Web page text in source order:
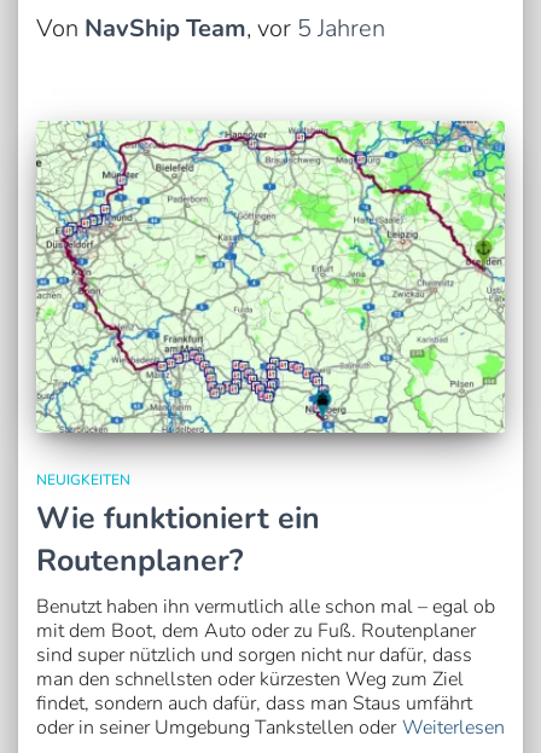
Von NavShip Team, vor 5 Jahren
NEUIGKEITEN
Wie funktioniert ein
Routenplaner?
Benutzt haben ihn vermutlich alle schon mal – egal ob
mit dem Boot, dem Auto oder zu Fuß. Routenplaner
sind super nützlich und sorgen nicht nur dafür, dass
man den schnellsten oder kürzesten Weg zum Ziel
findet, sondern auch dafür, dass man Staus umfährt
oder in seiner Umgebung Tankstellen oder Weiterlesen